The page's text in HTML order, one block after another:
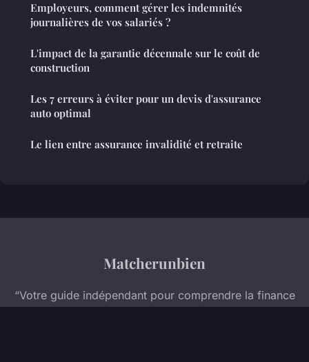
Employeurs, comment gérer les indemnités
journalières de vos salariés ?
L'impact de la garantie décennale sur le coût de
construction
Les 7 erreurs à éviter pour un devis d'assurance
auto optimal
Le lien entre assurance invalidité et retraite
Matcherunbien
“Votre guide indépendant pour comprendre la finance